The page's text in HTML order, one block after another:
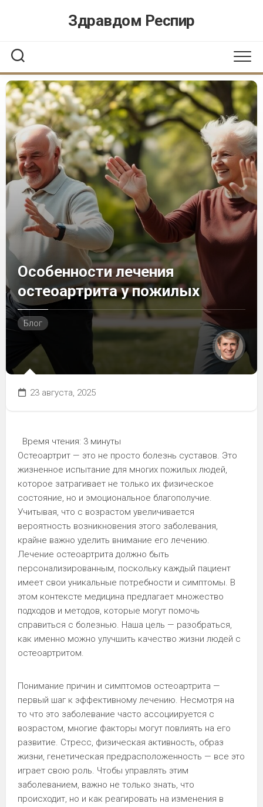
Здравдом Респир
Особенности лечения
остеоартрита у пожилых
Блог
23 августа, 2025
Время чтения: 3 минуты
Остеоартрит — это не просто болезнь суставов. Это
жизненное испытание для многих пожилых людей,
которое затрагивает не только их физическое
состояние, но и эмоциональное благополучие.
Учитывая, что с возрастом увеличивается
вероятность возникновения этого заболевания,
крайне важно уделить внимание его лечению.
Лечение остеоартрита должно быть
персонализированным, поскольку каждый пациент
имеет свои уникальные потребности и симптомы. В
этом контексте медицина предлагает множество
подходов и методов, которые могут помочь
справиться с болезнью. Наша цель — разобраться,
как именно можно улучшить качество жизни людей с
остеоартритом.
Понимание причин и симптомов остеоартрита —
первый шаг к эффективному лечению. Несмотря на
то что это заболевание часто ассоциируется с
возрастом, многие факторы могут повлиять на его
развитие. Стресс, физическая активность, образ
жизни, генетическая предрасположенность — все это
играет свою роль. Чтобы управлять этим
заболеванием, важно не только знать, что
происходит, но и как реагировать на изменения в